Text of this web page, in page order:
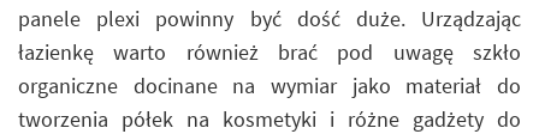
panele plexi powinny być dość duże. Urządzając
łazienkę warto również brać pod uwagę szkło
organiczne docinane na wymiar jako materiał do
tworzenia półek na kosmetyki i różne gadżety do